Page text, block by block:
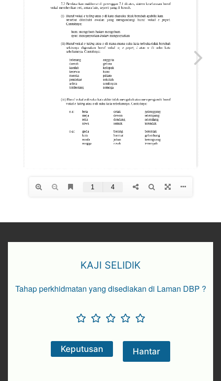
KAJI SELIDIK
Tahap perkhidmatan yang disediakan di Laman DBP ?